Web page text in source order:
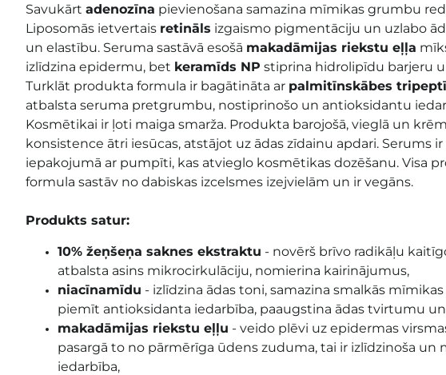
Savukārt adenozīna pievienošana samazina mīmikas grumbu
Liposomās ietvertais retināls izgaismo pigmentāciju un uzlabo
un elastību. Seruma sastāvā esošā makadāmijas riekstu eļļa
izlīdzina epidermu, bet keramīds NP stiprina hidrolipīdu barjeru
Turklāt produkta formula ir bagātināta ar palmitīnskābes
atbalsta seruma pretgrumbu, nostiprinošo un antioksidantu
Kosmētikai ir ļoti maiga smarža. Produkta barojošā, vieglā un
konsistence ātri iesūcas, atstājot uz ādas zīdainu apdari. Serums
iepakojumā ar pumpīti, kas atvieglo kosmētikas dozēšanu. Visa
formula sastāv no dabiskas izcelsmes izejvielām un ir vegāns.
Produkts satur:
10% žeņšeņa saknes ekstraktu - novērš brīvo radikāļu
atbalsta asins mikrocirkulāciju, nomierina kairinājumus,
niacīnamīdu - izlīdzina ādas toni, samazina smalkās
piemīt antioksidanta iedarbība, paaugstina ādas tvirtumu
makadāmijas riekstu eļļu - veido plēvi uz epidermas
pasargā to no pārmērīga ūdens zuduma, tai ir izlīdzinoša un
iedarbība,